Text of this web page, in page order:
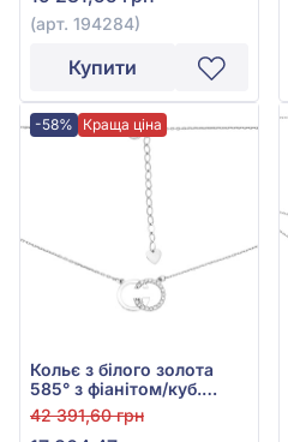
(арт. 194284)
Купити
-58% Краща ціна
Кольє з білого золота
585° з фіанітом/куб.
цирконієм, арт. 194228
42 391,60 грн